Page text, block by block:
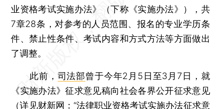
业资格考试实施办法》（下称《实施办法》），共
7章28条，对参考的人员范围、报名的专业学历条
件、禁止性条件、考试内容和方式方法等方面做出
了调整。
此前， 司法部曾于今年2月5日至3月7日，就
《实施办法》征求意见稿向社会各界公开征求意见
（详见财新网：“法律职业资格考试实施办法征求意